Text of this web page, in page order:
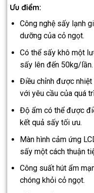
Ưu điểm:
Công nghệ sấy lạnh
dưỡng của cỏ ngọt.
Có thể sấy khô một
sấy lên đến 50kg/lần.
Điều chỉnh được
với yêu cầu của quá
Độ ẩm có thể được
kết quả sấy tối ưu.
Màn hình cảm ứng
sấy một cách thuận
Công suất hút ẩm
chóng khỏi cỏ ngọt.